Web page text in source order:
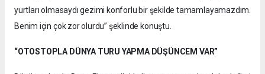
yurtları olmasaydı gezimi konforlu bir şekilde tamamlayamazdım.
Benim için çok zor olurdu” şeklinde konuştu.
“OTOSTOPLA DÜNYA TURU YAPMA DÜŞÜNCEM VAR”